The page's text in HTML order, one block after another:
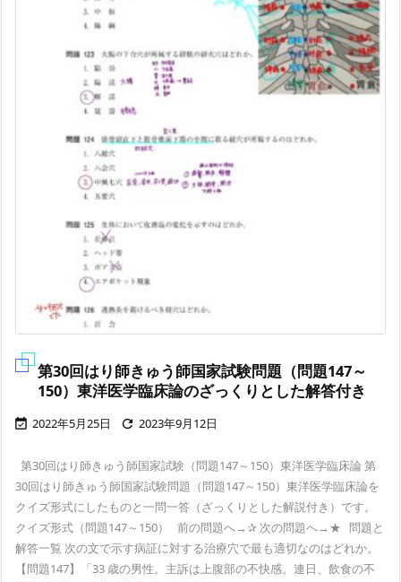
第30回はり師きゅう師国家試験問題（問題147～
150）東洋医学臨床論のざっくりとした解答付き
 2022年5月25日  2023年9月12日
第30回はり師きゅう師国家試験（問題147～150）東洋医学臨床論 第
30回はり師きゅう師国家試験問題（問題147～150）東洋医学臨床論を
クイズ形式にしたものと一問一答（ざっくりとした解説付き）です。
クイズ形式（問題147～150） 前の問題へ→✰ 次の問題へ→★ 問題と
解答一覧 次の文で示す病証に対する治療穴で最も適切なのはどれか。
【問題147】「33 歳の男性。主訴は上腹部の不快感。連日、飲食の不